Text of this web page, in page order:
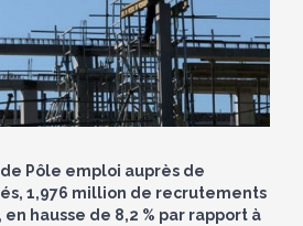
Pôle emploi auprès de
1,976 million de recrutements
en hausse de 8,2 % par rapport à